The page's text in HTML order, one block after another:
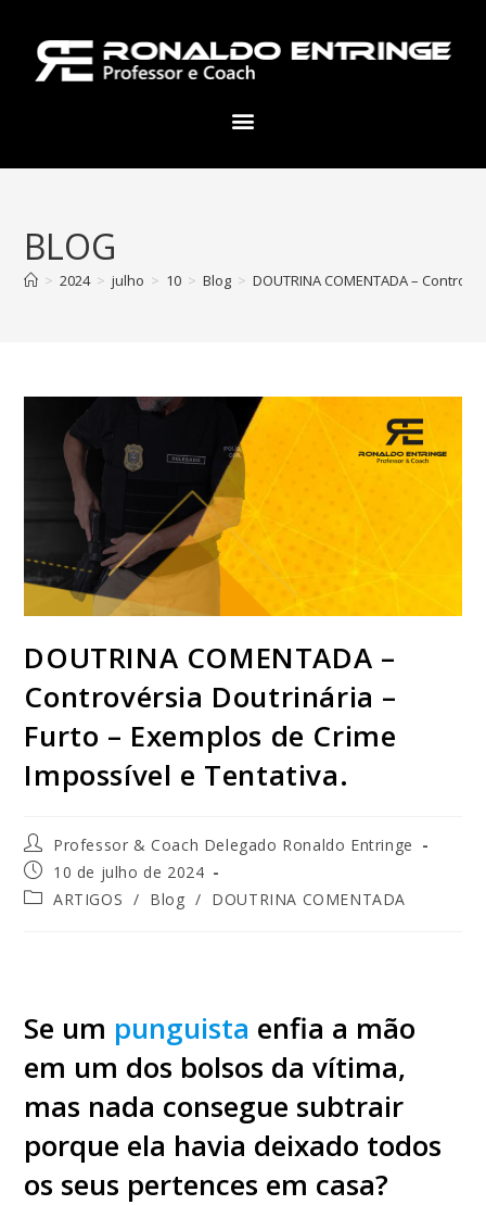
BLOG
> 2024 > julho > 10 > Blog > DOUTRINA COMENTADA –
DOUTRINA COMENTADA –
Controvérsia Doutrinária –
Furto – Exemplos de Crime
Impossível e Tentativa.
Professor & Coach Delegado Ronaldo Entringe
10 de julho de 2024
ARTIGOS / Blog / DOUTRINA COMENTADA
Se um punguista enfia a mão
em um dos bolsos da vítima,
mas nada consegue subtrair
porque ela havia deixado todos
os seus pertences em casa?